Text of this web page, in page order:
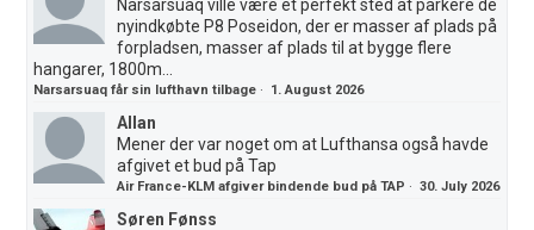
Narsarsuaq ville være et perfekt sted at parkere de
nyindkøbte P8 Poseidon, der er masser af plads på
forpladsen, masser af plads til at bygge flere
hangarer, 1800m...
Narsarsuaq får sin lufthavn tilbage · 1. August 2026
Allan
Mener der var noget om at Lufthansa også havde
afgivet et bud på Tap
Air France-KLM afgiver bindende bud på TAP ·30. July 2026
Søren Fønss